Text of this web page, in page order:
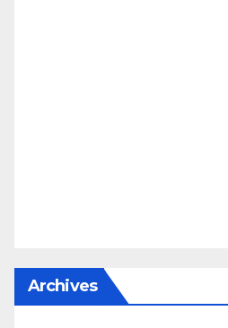
Archives